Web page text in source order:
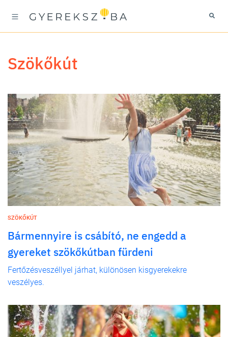
szökőkút
SZÖKŐKÚT
Bármennyire is csábító, ne engedd a
gyereket szökőkútban fürdeni
Fertőzésveszéllyel járhat, különösen kisgyerekekre
veszélyes.